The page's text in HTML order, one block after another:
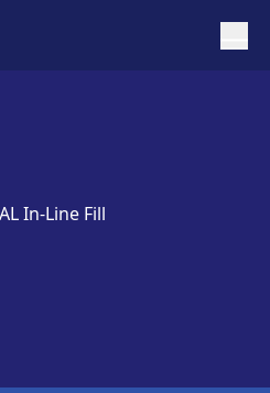
In-Line Fill